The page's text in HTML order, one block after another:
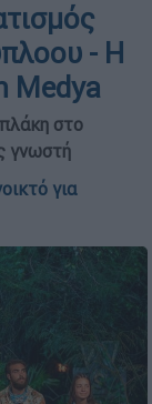
- Η
Medya
στο
γνωστή
για